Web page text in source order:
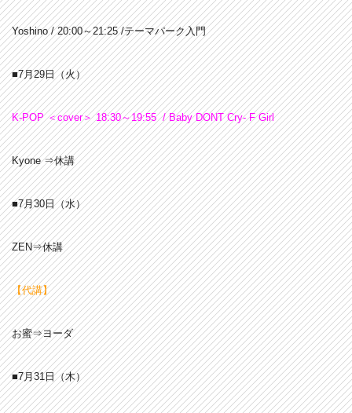
Yoshino / 20:00～21:25 /テーマパーク入門
■7月29日（火）
K-POP ＜cover＞ 18:30～19:55 / Baby DONT Cry- F Girl
Kyone ⇒休講
■7月30日（水）
ZEN⇒休講
【代講】
お蜜⇒ヨーダ
■7月31日（木）